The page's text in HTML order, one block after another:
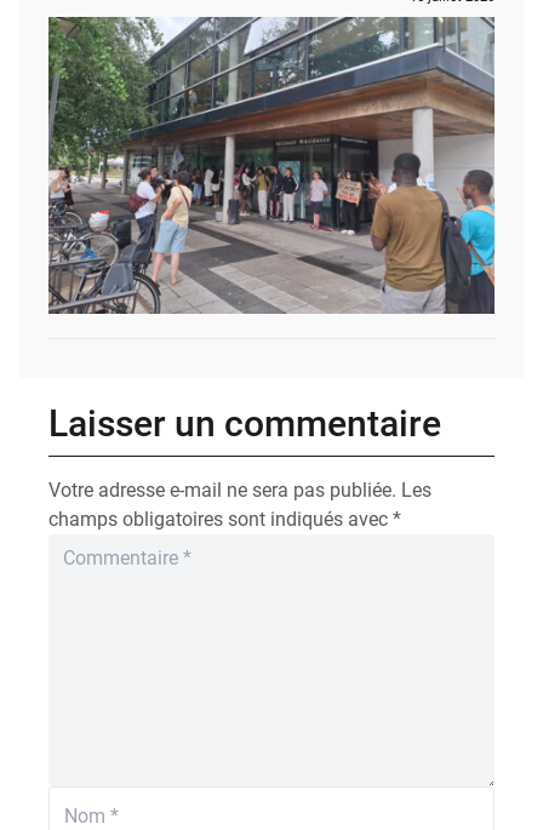
Laisser un commentaire
Votre adresse e-mail ne sera pas publiée. Les
champs obligatoires sont indiqués avec *